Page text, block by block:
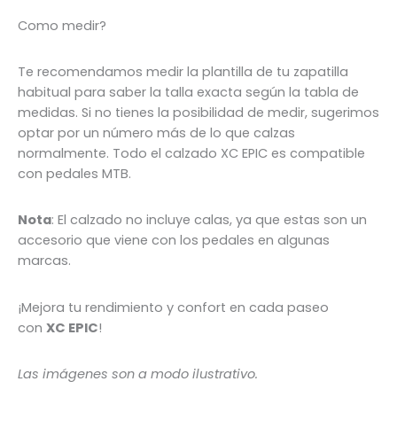
Como medir?
Te recomendamos medir la plantilla de tu zapatilla
habitual para saber la talla exacta según la tabla de
medidas. Si no tienes la posibilidad de medir, sugerimos
optar por un número más de lo que calzas
normalmente. Todo el calzado XC EPIC es compatible
con pedales MTB.
Nota: El calzado no incluye calas, ya que estas son un
accesorio que viene con los pedales en algunas
marcas.
¡Mejora tu rendimiento y confort en cada paseo
con XC EPIC!
Las imágenes son a modo ilustrativo.